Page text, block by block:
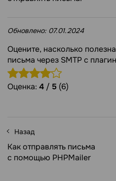
Обновлено: 07.01.2024
Оцените, насколько
письма через SMTP с
Оценка: 4 / 5 (6)
Назад
Как отправлять письма
с помощью PHPMailer